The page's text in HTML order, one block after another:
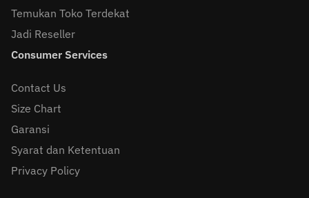
Temukan Toko Terdekat
Jadi Reseller
Consumer Services
Contact Us
Size Chart
Garansi
Syarat dan Ketentuan
Privacy Policy